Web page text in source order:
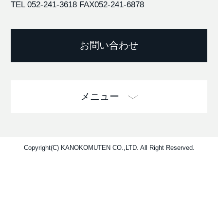
TEL 052-241-3618 FAX052-241-6878
お問い合わせ
メニュー
Copyright(C) KANOKOMUTEN CO.,LTD. All Right Reserved.